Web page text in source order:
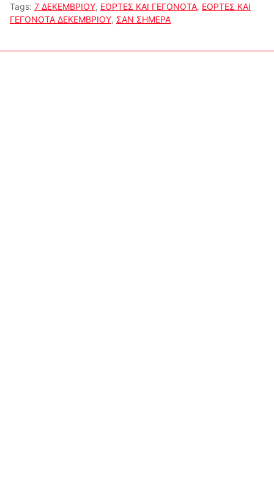
Tags: 7 ΔΕΚΕΜΒΡΙΟΥ, ΕΟΡΤΕΣ ΚΑΙ ΓΕΓΟΝΟΤΑ, ΕΟΡΤΕΣ ΚΑΙ
ΓΕΓΟΝΟΤΑ ΔΕΚΕΜΒΡΙΟΥ, ΣΑΝ ΣΗΜΕΡΑ